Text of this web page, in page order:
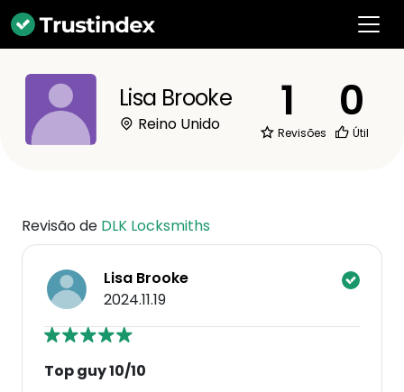
Lisa Brooke
Reino Unido 1
Revisões
0
Útil
Revisão de DLK Locksmiths
Lisa Brooke
2024.11.19
Top guy 10/10